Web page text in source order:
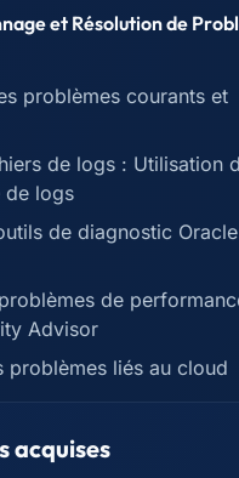
et Résolution de
problèmes courants et
de logs : Utilisation
de logs
de diagnostic
de
Advisor
problèmes liés au cloud
acquises